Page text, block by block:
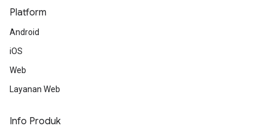
Platform
Android
iOS
Web
Layanan Web
Info Produk